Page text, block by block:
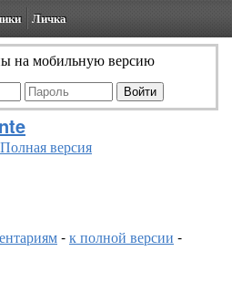
Личка
на мобильную версию
Полная версия
-к полной версии -